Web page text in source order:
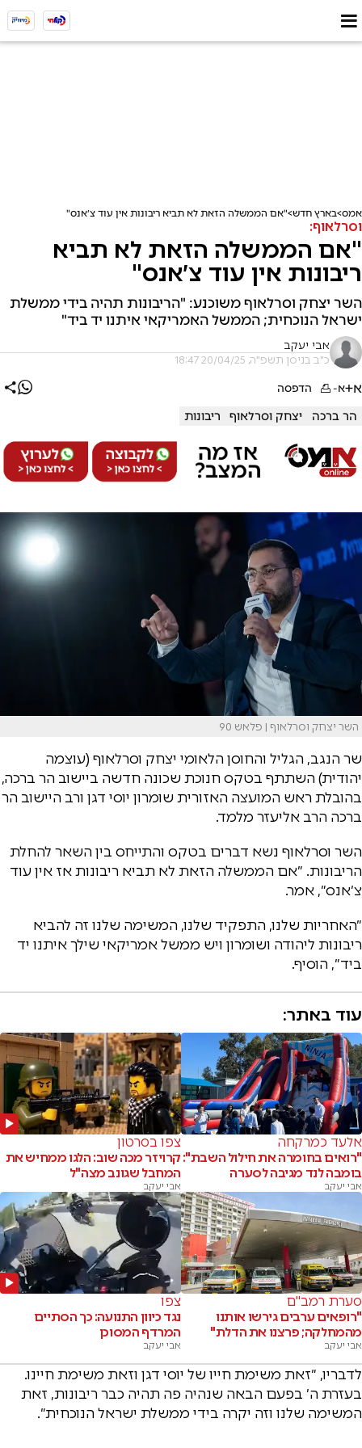
אמס בארץ חדש "אם הממשלה הזאת לא תביא ריבונות אין עוד צ׳אנס"
וסרלאוף:
"אם הממשלה הזאת לא תביא
ריבונות אין עוד צ׳אנס"
השר יצחק וסרלאוף משוכנע: "הריבונות תהיה בידי ממשלת
ישראל הנוכחית; הממשל האמריקאי איתנו יד ביד"
אבי יעקב
כ"ב בניסן תשפ"ה, 20/04/25 18:47
א+א- הדפסה
הר ברכה יצחק וסרלאוף ריבונות
השר יצחק וסרלאוף | פלאש 90
שר הנגב, הגליל והחוסן הלאומי יצחק וסרלאוף (עוצמה
יהודית) השתתף בטקס חנוכת שכונה חדשה ביישוב הר ברכה,
בהובלת ראש המועצה האזורית שומרון יוסי דגן ורב היישוב הר
ברכה הרב אליעזר מלמד.
השר וסרלאוף נשא דברים בטקס והתייחס בין השאר להחלת
הריבונות. ״אם הממשלה הזאת לא תביא ריבונות אז אין עוד
צ׳אנס״, אמר.
״האחריות שלנו, התפקיד שלנו, המשימה שלנו זה להביא
ריבונות ליהודה ושומרון ויש ממשל אמריקאי שילך איתנו יד
ביד״, הוסיף.
עוד באתר:
אלעד כמרקחה
"רואים בחומרה את חילול השבת":
בומבה לנד מגיבה לסערה
אבי יעקב
צפו בסרטון
קרויזר מכה שוב: הלגו ממחיש את
המחבל שגונב מצה"ל
אבי יעקב
סערת רמב"ם
"רופאים ערבים גירשו אותנו
מהמחלקה; פרצנו את הדלת"
אבי יעקב
צפו
נגד כיוון התנועה: כך הסתיים
המרדף המסוכן
אבי יעקב
לדבריו, ״זאת משימת חייו של יוסי דגן וזאת משימת חיינו.
בעזרת ה׳ בפעם הבאה שנהיה פה תהיה כבר ריבונות, זאת
המשימה שלנו וזה יקרה בידי ממשלת ישראל הנוכחית״.